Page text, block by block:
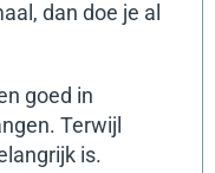
dan doe je al
goed in
Terwijl
is.